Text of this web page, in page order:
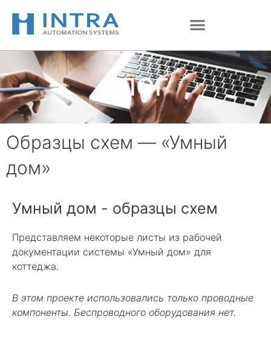
содержимому
БЛОГ
Образцы схем — «Умный
дом»
Умный дом - образцы схем
Представляем некоторые листы из рабочей
документации системы «Умный дом» для
коттеджа.
В этом проекте использовались только проводные
компоненты. Беспроводного оборудования нет.